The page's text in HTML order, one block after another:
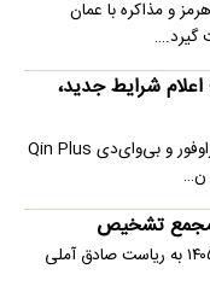
و مذاکره با عمان
گیرد.…
خودروهای وارداتی مرداد ۱۴۰۵؛ اعلام شرایط جدید،
ثبت‌نام خودروهای وارداتی فعلا با حضور تویوتا راوفور و بی‌وای‌دی Qin Plus
ن…
مجمع تشخیص
جلسه مجمع تشخیص مصلحت نظام ۱۸ مرداد ۱۴۰۵ به ریاست صادق آملی